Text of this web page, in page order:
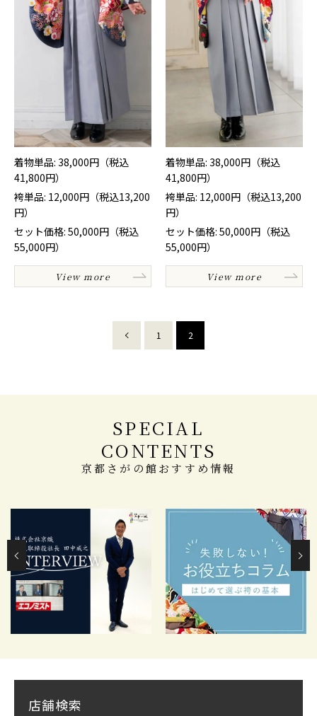
着物単品: 38,000円（税込
41,800円）
袴単品: 12,000円（税込13,200
円）
セット価格: 50,000円（税込
55,000円）
View more
着物単品: 38,000円（税込
41,800円）
袴単品: 12,000円（税込13,200
円）
セット価格: 50,000円（税込
55,000円）
View more
1 2
SPECIAL
CONTENTS
京都さがの館おすすめ情報
店舗検索